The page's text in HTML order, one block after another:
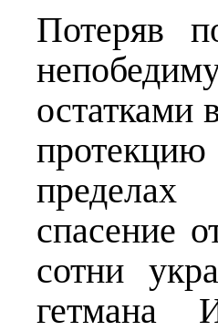
Потеряв
остатками
пределах
спасение
сотни
гетмана